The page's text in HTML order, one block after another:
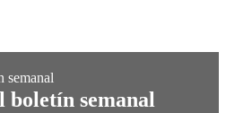
boletín semanal